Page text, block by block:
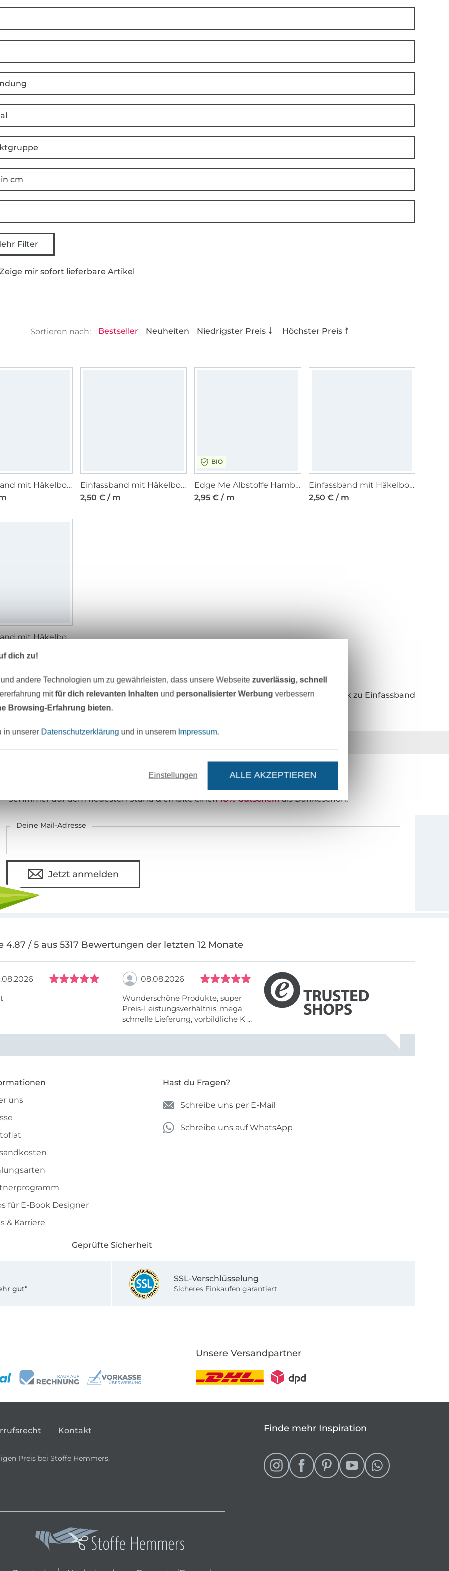
cm
Filter
mir sofort lieferbare Artikel
Bestseller Neuheiten Niedrigster Preis Höchster Preis
Einfassband mit Häkelborte, weiss 13 mm
Einfassband mit Häkelborte, schwarz 13 mm
2,50 € / m
BIO
Edge Me Albstoffe Hamburger Liebe Einfassband, wollweiss
2,95 € / m
Einfassband mit Häkelborte, rot 13 mm
2,50 € / m
Einfassband mit Häkelborte, grau 13 mm
Zurück zu Einfassband
Sei immer auf dem neuesten Stand & erhalte einen10% Gutscheinals Dankeschön.
Deine Mail-Adresse
Jetzt anmelden
4.87 / 5 aus 5317 Bewertungen der letzten 12 Monate
08.08.2026
Wunderschöne Produkte, super
Preis-Leistungsverhältnis, mega
schnelle Lieferung, vorbildliche K ...
uns
für E-Book Designer
& Karriere
Hast du Fragen?
Schreibe uns per E-Mail
Schreibe uns auf WhatsApp
Geprüfte Sicherheit
gut"
SSL-Verschlüsselung
Sicheres Einkaufen garantiert
Unsere Versandpartner
Kontakt
Preis bei Stoffe Hemmers.
Finde mehr Inspiration
dich zu!
andere Technologien um zu gewährleisten, dass unsere Webseite zuverlässig, schnell
mitfür dich relevanten Inhalten und personalisierter Werbung verbessern
Browsing-Erfahrung bieten.
in unserer Datenschutzerklärung und in unserem Impressum.
Einstellungen ALLE AKZEPTIEREN